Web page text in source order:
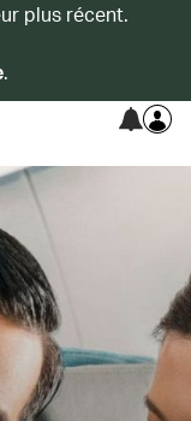
plus récent.
.